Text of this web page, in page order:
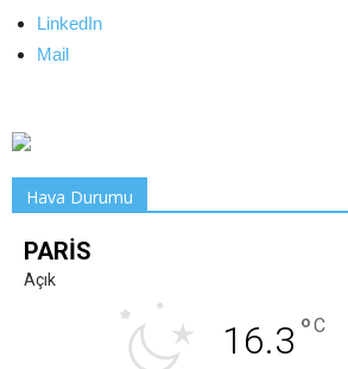
LinkedIn
Mail
Hava Durumu
PARIS
Açık
16.3 °C